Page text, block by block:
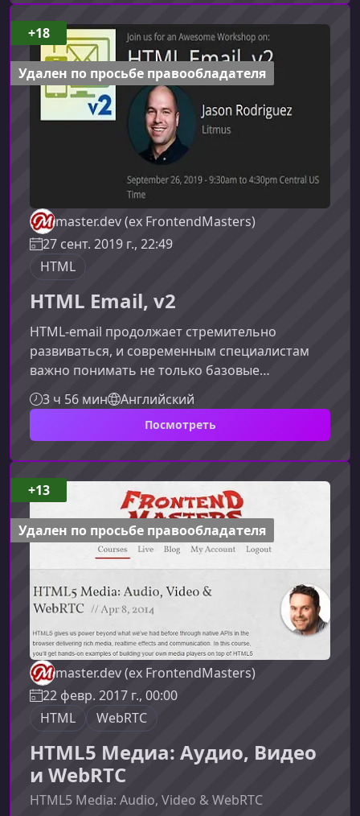
почему она важнаВеб-доступность
обеспечивает равный доступ к информации и
функционалу сайта для всех людей, включая
пользователей с ограниченными
возможностями.
master.dev (ex FrontendMasters)
27 сент. 2019 г., 22:49
HTML
HTML Email, v2
HTML‑email продолжает стремительно
развиваться, и современным специалистам
важно понимать не только базовые
принципы, но и новые способы создания
визуально богатых, доступных и адаптивных
писем. В этом материале вы узнаете, как
мощный инструмент коммуникации с
помощью передовых техник разработки.Что
представляет собой современная
HTML‑разработка для emailХотя электронные
письма внешне напоминают веб‑страницы
3 ч 56 мин Английский
Посмотреть
+18
Удален по просьбе правообладателя
master.dev (ex FrontendMasters)
22 февр. 2017 г., 00:00
HTML
WebRTC
HTML5 Медиа: Аудио, Видео
и WebRTC
HTML5 Media: Audio, Video & WebRTC
+13
Удален по просьбе правообладателя